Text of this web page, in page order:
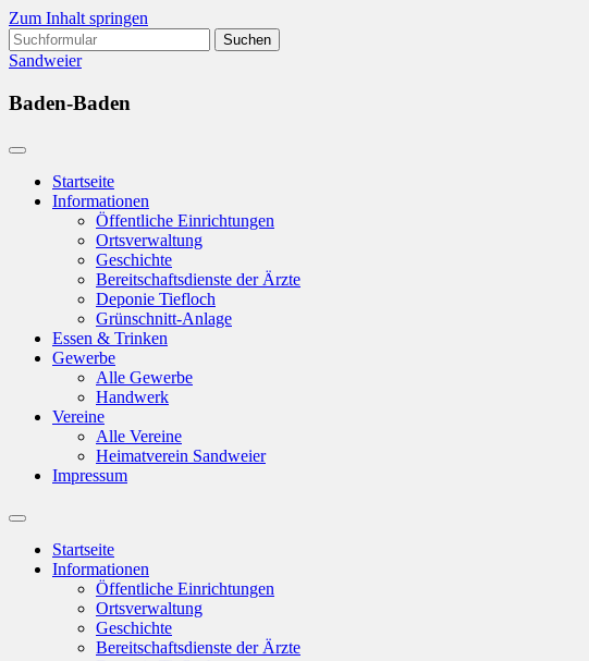
Zum Inhalt springen
Suchen
nach:
Sandweier
Baden-Baden
Startseite
Informationen
Öffentliche Einrichtungen
Ortsverwaltung
Geschichte
Bereitschaftsdienste der Ärzte
Deponie Tiefloch
Grünschnitt-Anlage
Essen & Trinken
Gewerbe
Alle Gewerbe
Handwerk
Vereine
Alle Vereine
Heimatverein Sandweier
Impressum
Suchfeld
ein-/ausblenden
Startseite
Informationen
Öffentliche Einrichtungen
Ortsverwaltung
Geschichte
Bereitschaftsdienste der Ärzte